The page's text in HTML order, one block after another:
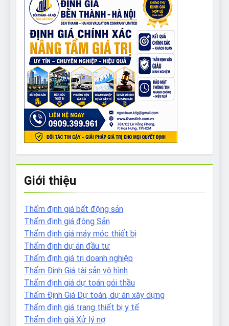
Giới thiệu
Thẩm định giá bất động sản
Thẩm định giá động Sản
Thẩm định giá máy móc thiết bị
Thẩm định dự án đầu tư
Thẩm định giá tri doanh nghiệp
Thẩm Định Giá tài sản vô hình
Thẩm định giá dự toán gói thầu
Thẩm Định Giá Dự toán, dự án xây dựng
Thẩm định giá trang thiết bị y tế
Thẩm định giá Xử lý nợ